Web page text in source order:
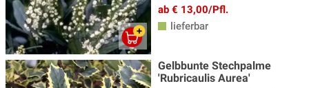
ab € 13,00/Pfl.
lieferbar
Gelbbunte Stechpalme
'Rubricaulis Aurea'